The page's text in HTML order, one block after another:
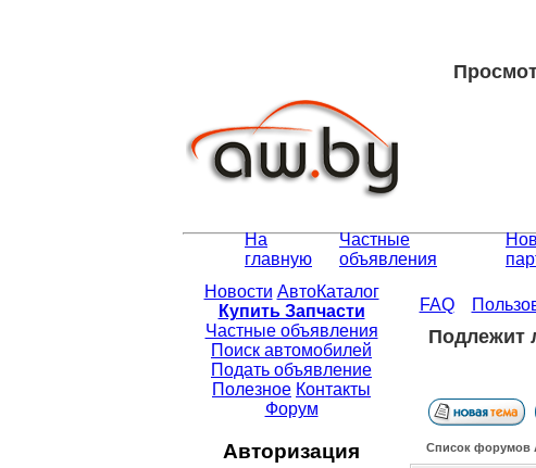
На
главную
Частные
объявления
Новости АвтоКаталог
Купить Запчасти
Частные объявления
Поиск автомобилей
Подать объявление
Полезное Контакты
Форум
Авторизация
FAQ
Подлежит
Список форумов